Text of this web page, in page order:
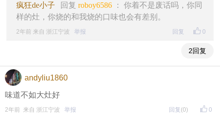
疯狂de小子 回复 roboy6586 ： 你着不是废话吗，你同
样的灶，你烧的和我烧的口味也会有差别。
0
2年前 来自 浙江宁波 举报 回复
2回复
andyliu1860
味道不如大灶好
0
2年前 来自 浙江宁波 举报 回复 (0)